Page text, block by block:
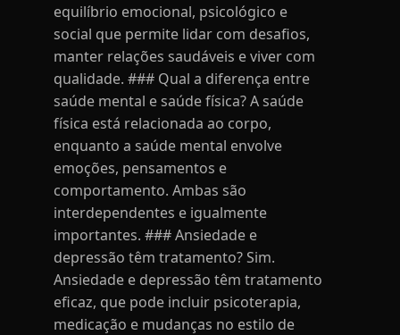
equilíbrio emocional, psicológico e
social que permite lidar com desafios,
manter relações saudáveis e viver com
qualidade. ### Qual a diferença entre
saúde mental e saúde física? A saúde
física está relacionada ao corpo,
enquanto a saúde mental envolve
emoções, pensamentos e
comportamento. Ambas são
interdependentes e igualmente
importantes. ### Ansiedade e
depressão têm tratamento? Sim.
Ansiedade e depressão têm tratamento
eficaz, que pode incluir psicoterapia,
medicação e mudanças no estilo de